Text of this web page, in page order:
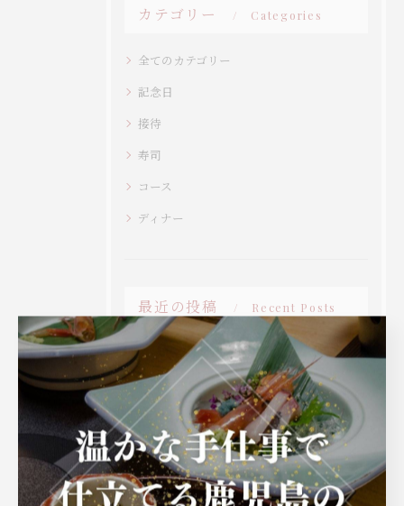
カテゴリー Categories
全てのカテゴリー
記念日
接待
寿司
コース
ディナー
最近の投稿 Recent Posts
2026/02/26
『心震える日』
2026/02/10
『2026年2月9日』